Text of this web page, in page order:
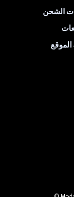
الشحن